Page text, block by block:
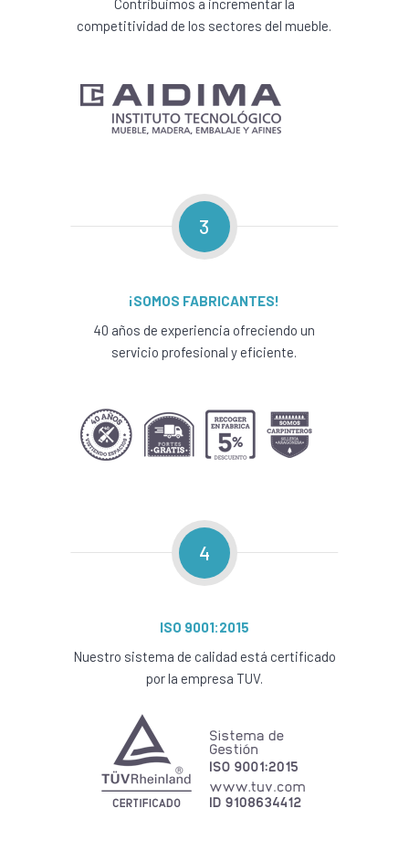
Contribuimos a incrementar la
competitividad de los sectores del mueble.
3
¡SOMOS FABRICANTES!
40 años de experiencia ofreciendo un
servicio profesional y eficiente.
4
ISO 9001:2015
Nuestro sistema de calidad está certificado
por la empresa TUV.